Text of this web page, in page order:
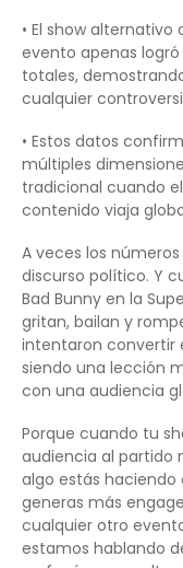
• El show
evento apenas logró
totales,
cualquier
• Estos datos
múltiples
tradicional cuando
contenido viaja
A veces los
discurso político. Y
Bad Bunny en la
gritan, bailan y
intentaron convertir
siendo una lección
con una audiencia
Porque cuando tu
audiencia al partido
algo estás
generas más
cualquier otro
estamos hablando